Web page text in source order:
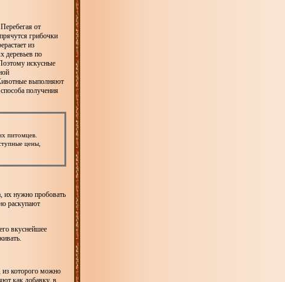
от
грибочки
из
деревьев по
искусные
выполняют
получения
питомцев.
цены,
их нужно пробовать
раскупают
вкуснейшее
из которого можно
как добавку, в